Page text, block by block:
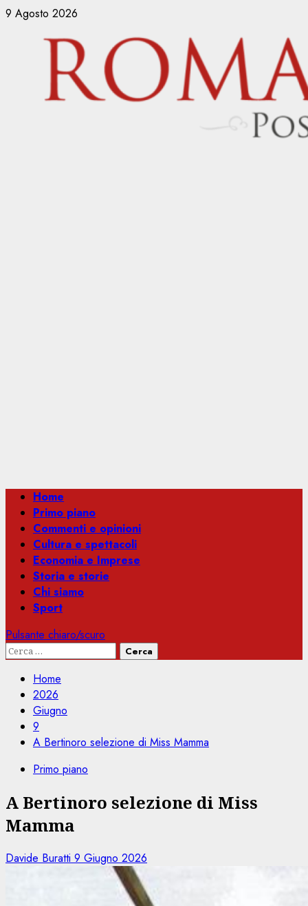
Vai
contenuto
9 Agosto 2026
Menu
principale
Home
Primo piano
Commenti e opinioni
Cultura e spettacoli
Economia e Imprese
Storia e storie
Chi siamo
Sport
Pulsante chiaro/scuro
Ricerca
Home
2026
Giugno
9
A Bertinoro selezione di Miss Mamma
Primo piano
A Bertinoro selezione di Miss
Mamma
Davide Buratti 9 Giugno 2026